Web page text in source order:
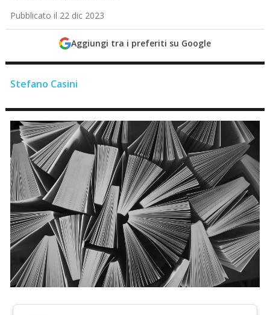
Pubblicato il 22 dic 2023
Aggiungi tra i preferiti su Google
Stefano Casini